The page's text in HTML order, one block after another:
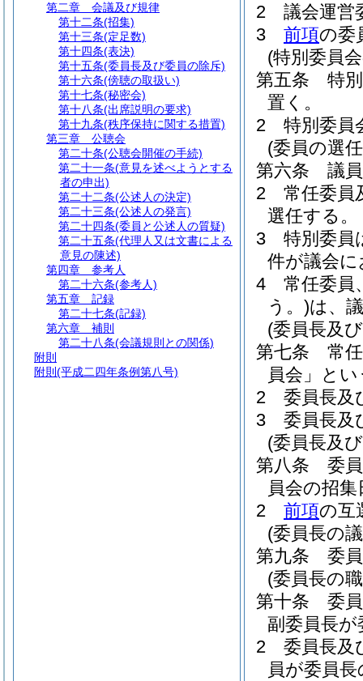
2
議会運営
3
前項の委
(特別委員
第五条
特
置く。
2
特別委員
(委員の選
第六条
議
2
常任委員
選任する。
3
特別委員
件が議会
4
常任委員
う。)は、
(委員長及
第七条
常
員会」と
2
委員長及
3
委員長及
(委員長及
第八条
委
員会の招
2
前項の互
(委員長の
第九条
委
(委員長の
第十条
委
副委員長
2
委員長及
員が委員
第二章
会議及び規律
第十二条(招集)
第十三条(定足数)
第十四条(表決)
第十五条(委員長及び委員の除斥)
第十六条(傍聴の取扱い)
第十七条(秘密会)
第十八条(出席説明の要求)
第十九条(秩序保持に関する措置)
第三章
公聴会
第二十条(公聴会開催の手続)
第二十一条(意見を述べようとする
者の申出)
第二十二条(公述人の決定)
第二十三条(公述人の発言)
第二十四条(委員と公述人の質疑)
第二十五条(代理人又は文書による
意見の陳述)
第四章
参考人
第二十六条(参考人)
第五章
記録
第二十七条(記録)
第六章
補則
第二十八条(会議規則との関係)
附則
附則 (平成二四年条例第八号)